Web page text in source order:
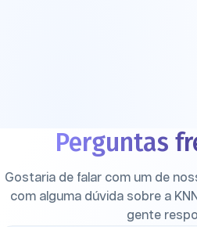
Perguntas
Gostaria de falar com um de
com alguma dúvida sobre a
gente